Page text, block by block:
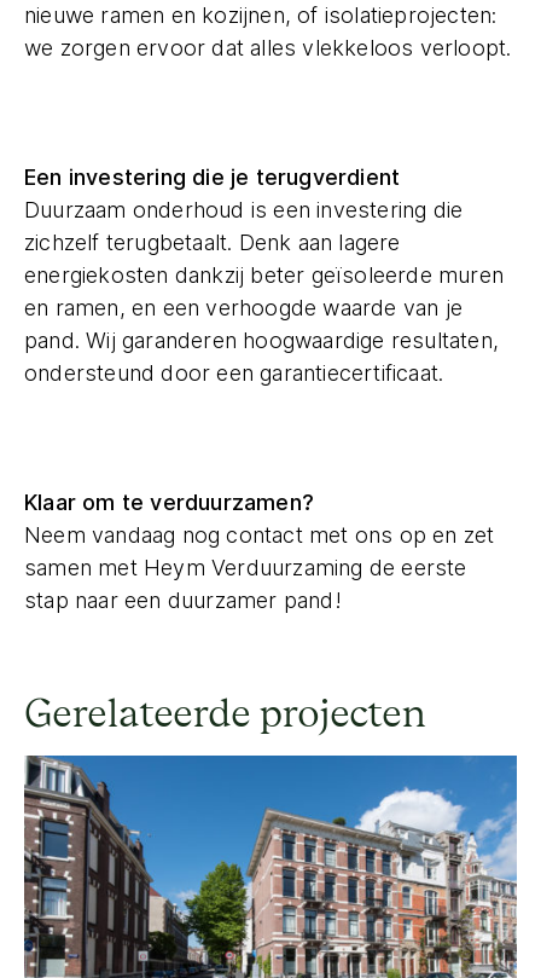
nieuwe ramen en kozijnen, of isolatieprojecten:
we zorgen ervoor dat alles vlekkeloos verloopt.
Een investering die je terugverdient
Duurzaam onderhoud is een investering die
zichzelf terugbetaalt. Denk aan lagere
energiekosten dankzij beter geïsoleerde muren
en ramen, en een verhoogde waarde van je
pand. Wij garanderen hoogwaardige resultaten,
ondersteund door een garantiecertificaat.
Klaar om te verduurzamen?
Neem vandaag nog contact met ons op en zet
samen met Heym Verduurzaming de eerste
stap naar een duurzamer pand!
Gerelateerde projecten
Amsteldijk